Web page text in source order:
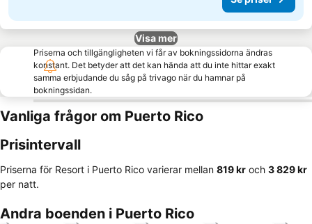
Visa mer
Priserna och tillgängligheten vi får av bokningssidorna ändras
konstant. Det betyder att det kan hända att du inte hittar exakt
samma erbjudande du såg på trivago när du hamnar på
bokningssidan.
Vanliga frågor om Puerto Rico
Prisintervall
Priserna för Resort i Puerto Rico varierar mellan ‎819 kr och ‎3 829 kr
per natt.
Andra boenden i Puerto Rico